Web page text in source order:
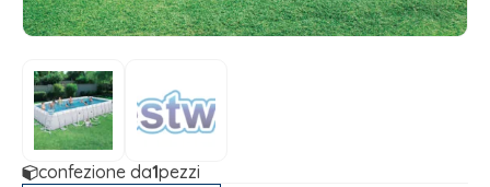
confezione da1pezzi